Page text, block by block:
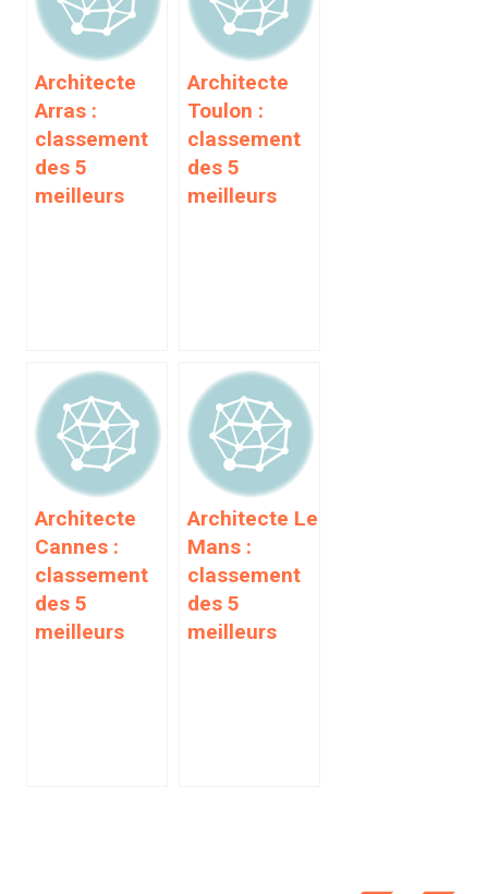
Architecte
Arras :
classement
des 5
meilleurs
Architecte
Toulon :
classement
des 5
meilleurs
Architecte
Cannes :
classement
des 5
meilleurs
Architecte Le
Mans :
classement
des 5
meilleurs